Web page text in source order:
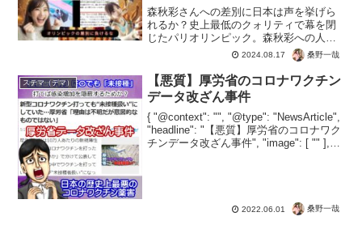
森秋彩さんへの差別に日本は声を挙げら
れるか？史上最低のクォリティで幕を閉
じたパリオリンピック。森秋彩への人種
差別とも言える大問題に、日本のマスゴ
ミはしょぼ記事だけ。LGBTQなんてバカ
なことじゃなく、根本的な差別をなくす
のが優先でしょう。見...
2024.08.17 桑野一哉
ステマ（デマ）
【悪質】厚労省のコロナワクチン
データ改ざん事件
{ "@context": "", "@type": "NewsArticle",
"headline": "【悪質】厚労省のコロナワク
チンデータ改ざん事件", "image": [ "" ],
2022.06.01 桑野一哉